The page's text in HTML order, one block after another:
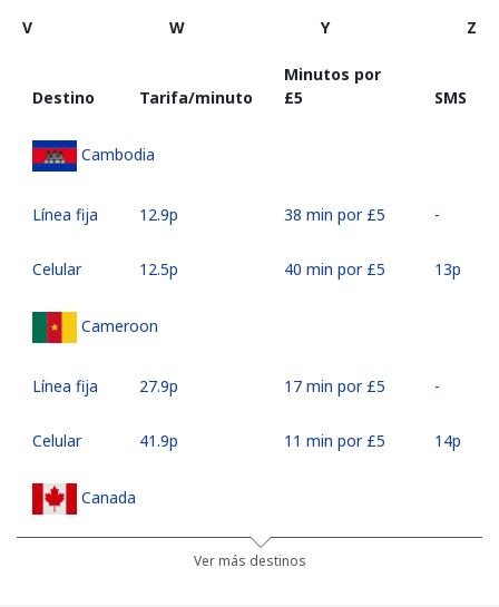
V
W Y Z
Destino Tarifa/minuto
Minutos por
⁦£5⁩
SMS
Cambodia
Línea fija ⁦12.9p⁩ 38 min por ⁦£5⁩ -
Celular ⁦12.5p⁩ 40 min por ⁦£5⁩ ⁦13p⁩
Cameroon
Línea fija ⁦27.9p⁩ 17 min por ⁦£5⁩ -
Celular ⁦41.9p⁩ 11 min por ⁦£5⁩ ⁦14p⁩
Canada
333 min por ⁦£5⁩
Ver más destinos